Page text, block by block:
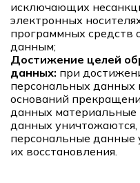
исключающих
электронных
программных средств
данным;
Достижение целей
данных: при
персональных данных
оснований
данных материальные
данных уничтожаются,
персональные данные
их восстановления.